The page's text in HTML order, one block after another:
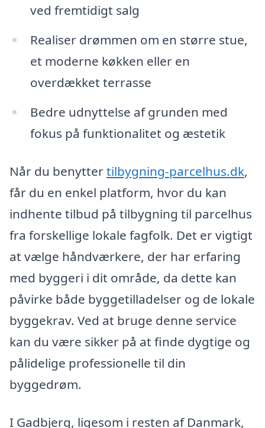
ved fremtidigt salg
Realiser drømmen om en større stue,
et moderne køkken eller en
overdækket terrasse
Bedre udnyttelse af grunden med
fokus på funktionalitet og æstetik
Når du benyttertilbygning-parcelhus.dk,
får du en enkel platform, hvor du kan
indhente tilbud på tilbygning til parcelhus
fra forskellige lokale fagfolk. Det er vigtigt
at vælge håndværkere, der har erfaring
med byggeri i dit område, da dette kan
påvirke både byggetilladelser og de lokale
byggekrav. Ved at bruge denne service
kan du være sikker på at finde dygtige og
pålidelige professionelle til din
byggedrøm.
I Gadbjerg, ligesom i resten af Danmark,